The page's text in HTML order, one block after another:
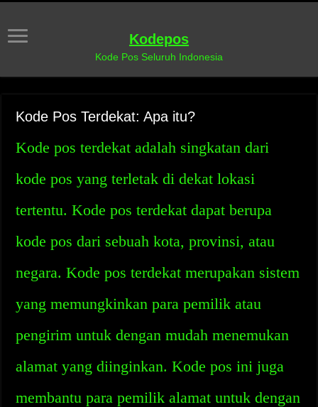
Kodepos
Kode Pos Seluruh Indonesia
Kode Pos Terdekat: Apa itu?
Kode pos terdekat adalah singkatan dari
kode pos yang terletak di dekat lokasi
tertentu. Kode pos terdekat dapat berupa
kode pos dari sebuah kota, provinsi, atau
negara. Kode pos terdekat merupakan sistem
yang memungkinkan para pemilik atau
pengirim untuk dengan mudah menemukan
alamat yang diinginkan. Kode pos ini juga
membantu para pemilik alamat untuk dengan